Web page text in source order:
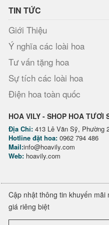
TIN TỨC
Giới Thiệu
Ý nghĩa các loài hoa
Tư vấn tặng hoa
Sự tích các loài hoa
Điện hoa toàn quốc
HOA VILY - SHOP HOA TƯƠI
Địa Chỉ: 413 Lê Văn Sỹ, Phường
Hotline đặt hoa: 0962 794 486
Mail:info@hoavily.com
Web: hoavily.com
Cập nhật thông tin khuyến
giá riêng biệt